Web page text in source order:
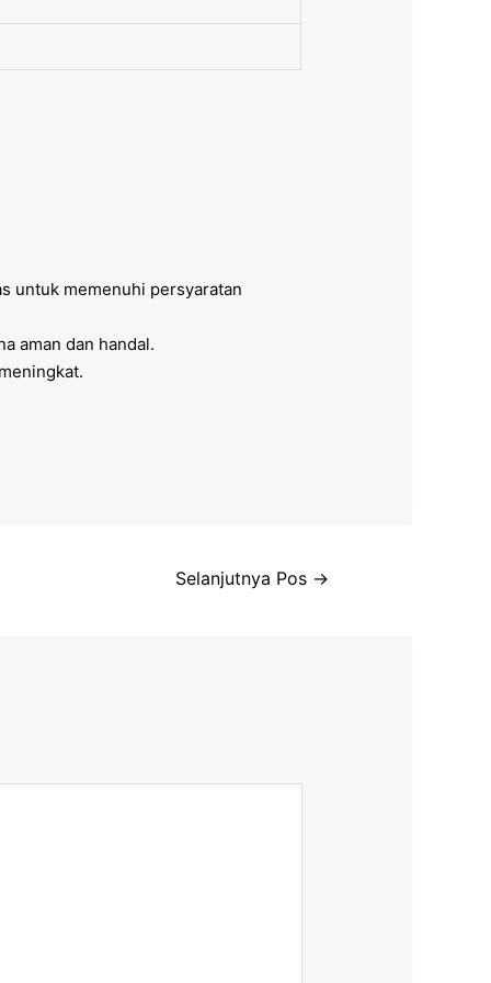
untuk memenuhi persyaratan
aman dan handal.
Selanjutnya Pos →